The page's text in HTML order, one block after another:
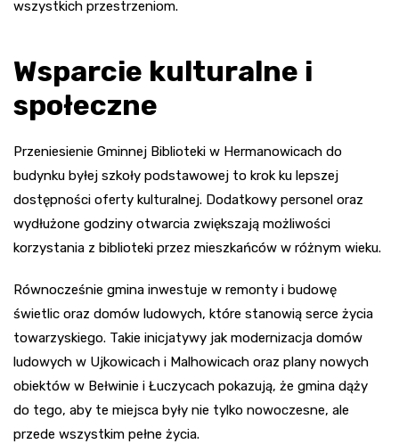
wszystkich przestrzeniom.
Wsparcie kulturalne i
społeczne
Przeniesienie Gminnej Biblioteki w Hermanowicach do
budynku byłej szkoły podstawowej to krok ku lepszej
dostępności oferty kulturalnej. Dodatkowy personel oraz
wydłużone godziny otwarcia zwiększają możliwości
korzystania z biblioteki przez mieszkańców w różnym wieku.
Równocześnie gmina inwestuje w remonty i budowę
świetlic oraz domów ludowych, które stanowią serce życia
towarzyskiego. Takie inicjatywy jak modernizacja domów
ludowych w Ujkowicach i Malhowicach oraz plany nowych
obiektów w Bełwinie i Łuczycach pokazują, że gmina dąży
do tego, aby te miejsca były nie tylko nowoczesne, ale
przede wszystkim pełne życia.